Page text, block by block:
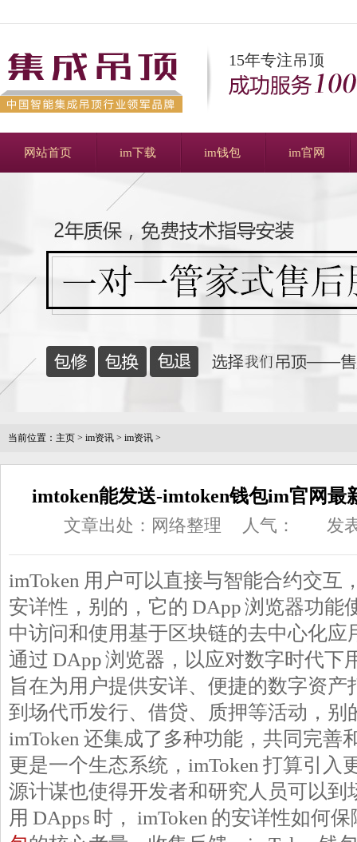
15年专注吊顶
网站首页 im下载 im钱包 im官网
当前位置： 主页 > im资讯 > im资讯 >
imtoken能发送-imtoken钱包im官网最
文章出处：网络整理 人气： 发
imToken 用户可以直接与智能合约交互
安详性，别的，它的 DApp 浏览器功能
中访问和使用基于区块链的去中心化应
通过 DApp 浏览器，以应对数字时代下
旨在为用户提供安详、便捷的数字资
到场代币发行、借贷、质押等活动，别
imToken 还集成了多种功能，共同完善
更是一个生态系统，imToken 打算引入
源计谋也使得开发者和研究人员可以到
用 DApps 时， imToken 的安详性如何